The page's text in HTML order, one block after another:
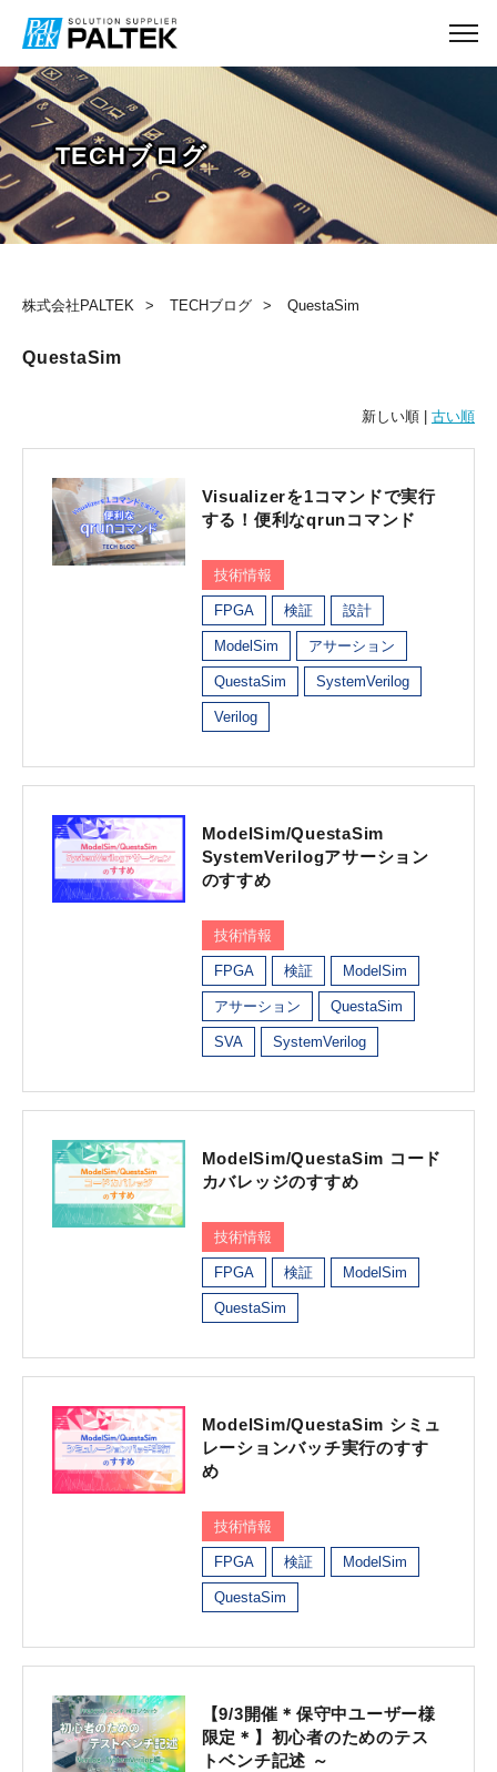
株式会社PALTEK TECHブログ QuestaSim
TECHブログ
QuestaSim
新しい順 | 古い順
Visualizerを1コマンドで実行
する！便利なqrunコマンド
技術情報
FPGA 検証 設計
ModelSim アサーション
QuestaSim SystemVerilog
Verilog
ModelSim/QuestaSim
SystemVerilogアサーション
のすすめ
技術情報
FPGA 検証 ModelSim
アサーション QuestaSim
SVA SystemVerilog
ModelSim/QuestaSim コード
カバレッジのすすめ
技術情報
FPGA 検証 ModelSim
QuestaSim
ModelSim/QuestaSim シミュ
レーションバッチ実行のすす
め
技術情報
FPGA 検証 ModelSim
QuestaSim
【9/3開催＊保守中ユーザー様
限定＊】初心者のためのテス
トベンチ記述 ～